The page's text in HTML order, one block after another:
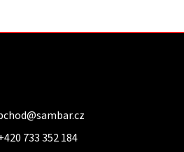
@sambar.cz
733 352 184